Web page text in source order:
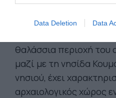
Data Deletion Data
οχυρού του 4ου αι.
διάκοσμο και σημάδια
θαλάσσια περιοχή
μαζί με τη νησίδα
νησιού, έχει
αρχαιολογικός χώρος